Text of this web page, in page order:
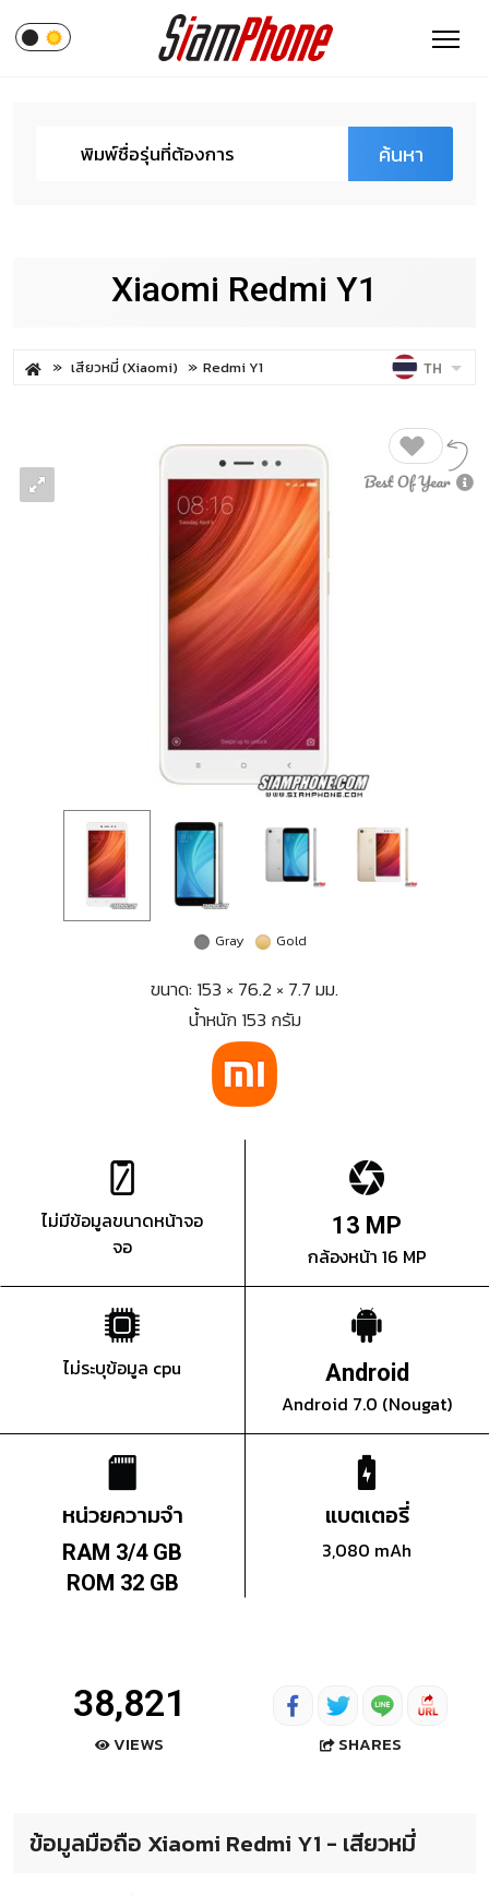
ค้นหา
Xiaomi Redmi Y1
เสียวหมี่ (Xiaomi) Redmi Y1 TH
Gray Gold
ขนาด: 153 × 76.2 × 7.7 มม.
น้ำหนัก 153 กรัม
ไม่มีข้อมูลขนาดหน้าจอ
จอ
13 MP
กล้องหน้า 16 MP
ไม่ระบุข้อมูล cpu Android
Android 7.0 (Nougat)
หน่วยความจำ
RAM 3/4 GB
ROM 32 GB
แบตเตอรี่
3,080 mAh
38,821
VIEWS SHARES
ข้อมูลมือถือ Xiaomi Redmi Y1 - เสียวหมี่